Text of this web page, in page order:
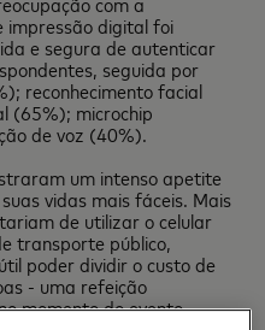
impressão digital foi
e segura de autenticar
seguida por
reconhecimento facial
(65%); microchip
de voz (40%).
um intenso apetite
vidas mais fáceis. Mais
de utilizar o celular
transporte público,
poder dividir o custo de
- uma refeição
momento do evento.